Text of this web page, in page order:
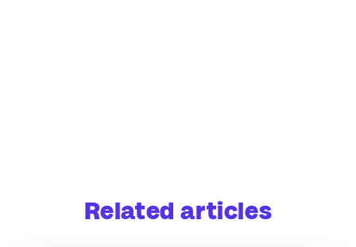
Related articles